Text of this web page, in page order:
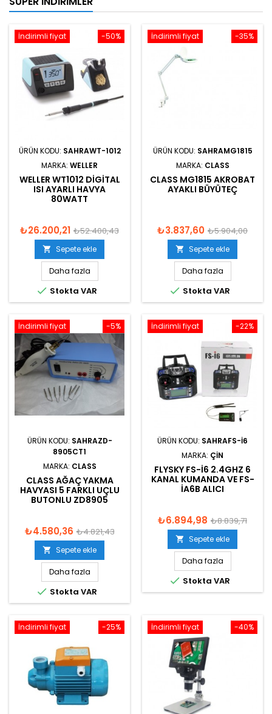
-50%
İndirimli fiyat
ÜRÜN KODU: SAHRAWT-1012
MARKA: WELLER
WELLER WT1012 DIGITAL
ISI AYARLI HAVYA
80WATT
₺26.200,21 ₺52.400,43
 Sepete ekle
Daha fazla
 Stokta VAR
-35%
İndirimli fiyat
ÜRÜN KODU: SAHRAMG1815
MARKA: CLASS
CLASS MG1815 AKROBAT
AYAKLI BÜYÜTEÇ
₺3.837,60 ₺5.904,00
 Sepete ekle
Daha fazla
 Stokta VAR
-5%
İndirimli fiyat
ÜRÜN KODU: SAHRAZD-
8905CT1
MARKA: CLASS
CLASS AĞAÇ YAKMA
HAVYASI 5 FARKLI UÇLU
BUTONLU ZD8905
₺4.580,36 ₺4.821,43
 Sepete ekle
Daha fazla
 Stokta VAR
-22%
İndirimli fiyat
ÜRÜN KODU: SAHRAFS-I6
MARKA: ÇIN
FLYSKY FS-I6 2.4GHZ 6
KANAL KUMANDA VE FS-
IA6B ALICI
₺6.894,98 ₺8.839,71
 Sepete ekle
Daha fazla
 Stokta VAR
-25%
İndirimli fiyat -40%
İndirimli fiyat